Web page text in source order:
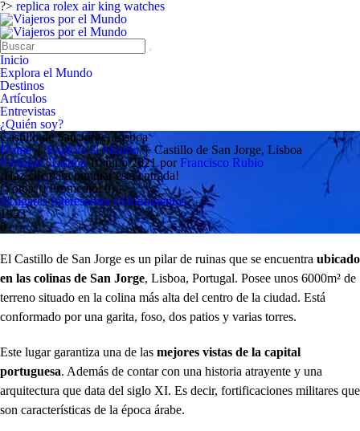
?> replica rolex air king watches
Inicio
Explora el Mundo
Destinos
Artículos
Entrevistas
¿Quién soy?
Castillo de San Jorge, Lisboa
Home |Explora el Mundo |Castillo de San Jorge, Lisboa
Portugal|Lisboa 10 julio 2021por Francisco Rubio
¡Haz clic para puntuar esta entrada!
(Votos:0Promedio:0)
#Lugares Interesantes #Monumentos
1953
0
El Castillo de San Jorge es un pilar de ruinas que se encuentra ubicado
en las colinas de San Jorge, Lisboa, Portugal. Posee unos 6000m² de
terreno situado en la colina más alta del centro de la ciudad. Está
conformado por una garita, foso, dos patios y varias torres.
Este lugar garantiza una de las mejores vistas de la capital
portuguesa. Además de contar con una historia atrayente y una
arquitectura que data del siglo XI. Es decir, fortificaciones militares que
son características de la época árabe.